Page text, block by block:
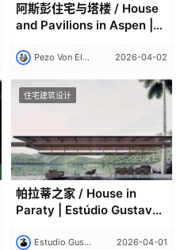
阿斯彭住宅与塔楼 / House
and Pavilions in Aspen |
Pezo Von Ellrichshausen 2026-04-02
住宅建筑设计
帕拉蒂之家 / House in
Paraty | Estúdio Gustavo
Estudio Gustavo Utrabo 2026-04-01